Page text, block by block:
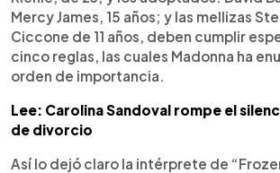
Mercy James, 15 años; y las mellizas
Ciccone de 11 años, deben cumplir
cinco reglas, las cuales Madonna ha
orden de importancia.
Lee: Carolina Sandoval rompe el
de divorcio
Así lo dejó claro la intérprete de